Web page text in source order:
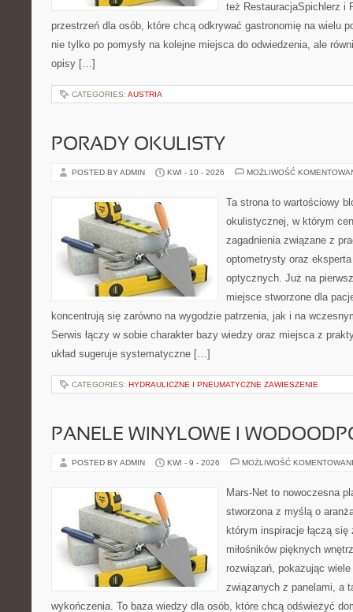
też RestauracjaSpichlerz i
przestrzeń dla osób, które chcą odkrywać gastronomię na wielu
nie tylko po pomysły na kolejne miejsca do odwiedzenia, ale
opisy […]
CATEGORIES: AUSTRIA
PORADY OKULISTY
POSTED BY ADMIN KWI - 10 - 2026 MOŻLIWOŚĆ
Ta strona to wartościowy
okulistycznej, w którym
zagadnienia związane z
optometrysty oraz
optycznych. Już na
miejsce stworzone dla
koncentrują się zarówno na wygodzie patrzenia, jak i na
Serwis łączy w sobie charakter bazy wiedzy oraz miejsca z
układ sugeruje systematyczne […]
CATEGORIES: HYDRAULICZNE I PNEUMATYCZNE ZAWIESZENIE
PANELE WINYLOWE I
POSTED BY ADMIN KWI - 9 - 2026 MOŻLIWOŚĆ
Mars-Net to nowoczesna
stworzona z myślą o
którym inspiracje łączą
miłośników pięknych
rozwiązań, pokazując
związanych z panelami, a
wykończenia. To baza wiedzy dla osób, które chcą odświeżyć